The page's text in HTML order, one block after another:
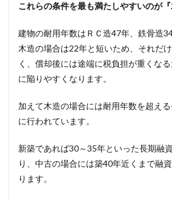
これらの条件を最も満たしやすいのが『
建物の耐用年数はＲＣ造47年、鉄骨造
木造の場合は22年と短いため、それだ
く、償却後には途端に税負担が重くな
に陥りやすくなります。
加えて木造の場合には耐用年数を超え
に行われています。
新築であれば30～35年といった長期融
り、中古の場合には築40年近くまで融
ります。